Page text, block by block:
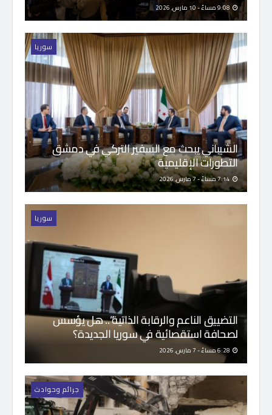
سوريا
الشيباني يبحث مع السفير التركي في دمشق
التطورات الإقليمية
سوريا
التضييق الناعم والرقابة الذاتية”.. هل يؤسس
لصحافة استقصائية في سوريا الجديدة؟
جرائم وحوادث